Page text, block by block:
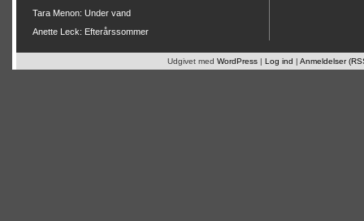
Tara Menon: Under vand
Anette Leck: Efterårssommer
Udgivet med WordPress | Log ind | Anmeldelser